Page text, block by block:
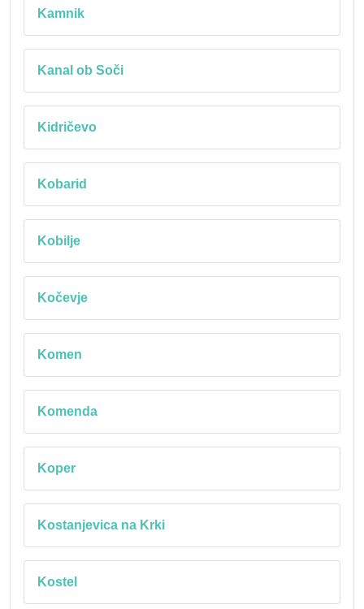
Kamnik
Kanal ob Soči
Kidričevo
Kobarid
Kobilje
Kočevje
Komen
Komenda
Koper
Kostanjevica na Krki
Kostel